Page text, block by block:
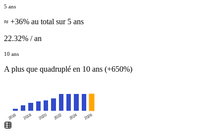
5 ans
≈ +36% au total sur 5 ans
22.32% / an
10 ans
A plus que quadruplé en 10 ans (+650%)
2016 2018 2020 2022 2024 2026